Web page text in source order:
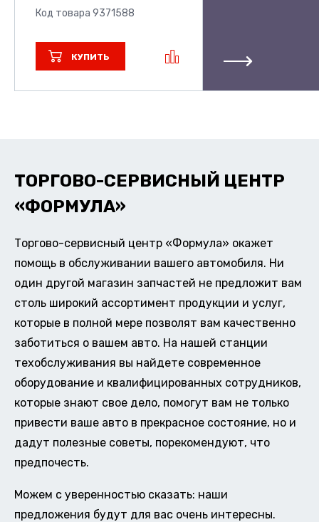
Код товара 9371588
КУПИТЬ
ТОРГОВО-СЕРВИСНЫЙ ЦЕНТР
«ФОРМУЛА»
Торгово-сервисный центр «Формула» окажет
помощь в обслуживании вашего автомобиля. Ни
один другой магазин запчастей не предложит вам
столь широкий ассортимент продукции и услуг,
которые в полной мере позволят вам качественно
заботиться о вашем авто. На нашей станции
техобслуживания вы найдете современное
оборудование и квалифицированных сотрудников,
которые знают свое дело, помогут вам не только
привести ваше авто в прекрасное состояние, но и
дадут полезные советы, порекомендуют, что
предпочесть.
Можем с уверенностью сказать: наши
предложения будут для вас очень интересны.